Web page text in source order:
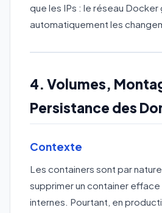
que les IPs : le réseau Docker
automatiquement les
4. Volumes,
Persistance des
Contexte
Les containers sont par
supprimer un container
internes. Pourtant, en